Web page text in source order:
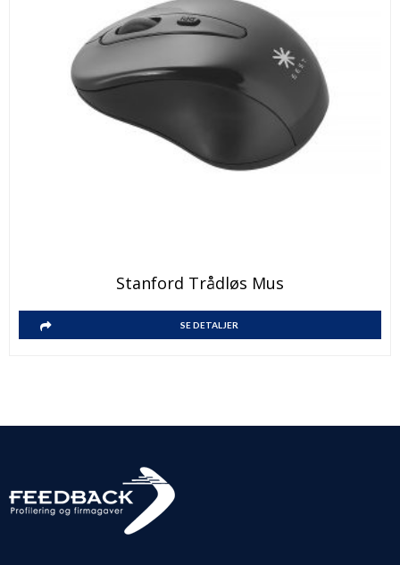
Stanford Trådløs Mus
SE DETALJER